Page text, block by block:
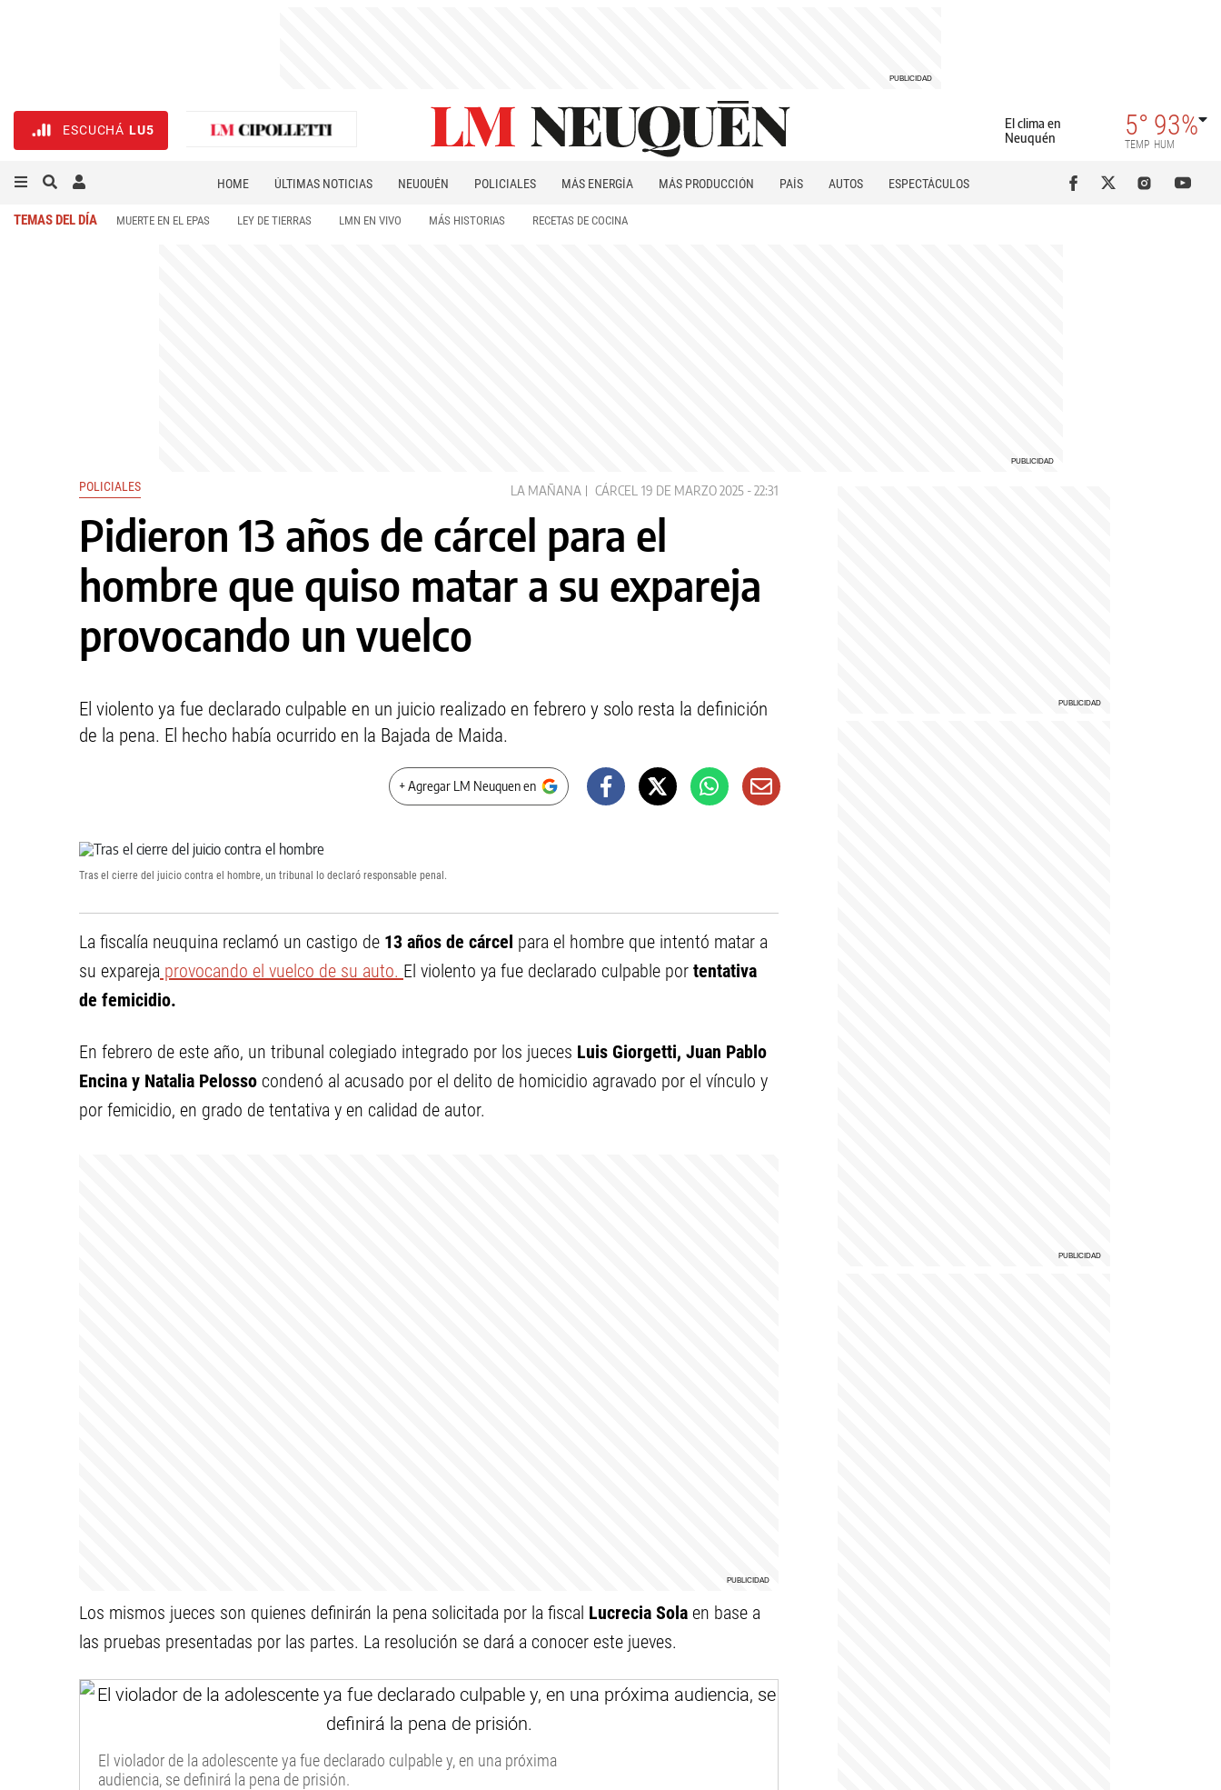
ESCUCHÁ LU5
El clima en
Neuquén
5°
TEMP
93%
HUM
HOME ÚLTIMAS NOTICIAS NEUQUÉN POLICIALES MÁS ENERGÍA MÁS PRODUCCIÓN PAÍS AUTOS
ESPECTÁCULOS
TEMAS DEL DÍA MUERTE EN EL EPAS LEY DE TIERRAS LMN EN VIVO MÁS HISTORIAS RECETAS DE COCINA
POLICIALES LA MAÑANA CÁRCEL 19 DE MARZO 2025 - 22:31
Pidieron 13 años de cárcel para el
hombre que quiso matar a su expareja
provocando un vuelco
El violento ya fue declarado culpable en un juicio realizado en febrero y solo resta la definición
de la pena. El hecho había ocurrido en la Bajada de Maida.
+ Agregar LM Neuquen en
Tras el cierre del juicio contra el hombre, un tribunal lo declaró responsable penal.
La fiscalía neuquina reclamó un castigo de 13 años de cárcel para el hombre que intentó matar a
su expareja provocando el vuelco de su auto. El violento ya fue declarado culpable por tentativa
de femicidio.
En febrero de este año, un tribunal colegiado integrado por los jueces Luis Giorgetti, Juan Pablo
Encina y Natalia Pelosso condenó al acusado por el delito de homicidio agravado por el vínculo y
por femicidio, en grado de tentativa y en calidad de autor.
Los mismos jueces son quienes definirán la pena solicitada por la fiscal Lucrecia Sola en base a
las pruebas presentadas por las partes. La resolución se dará a conocer este jueves.
El violador de la adolescente ya fue declarado culpable y, en una próxima
audiencia, se definirá la pena de prisión.